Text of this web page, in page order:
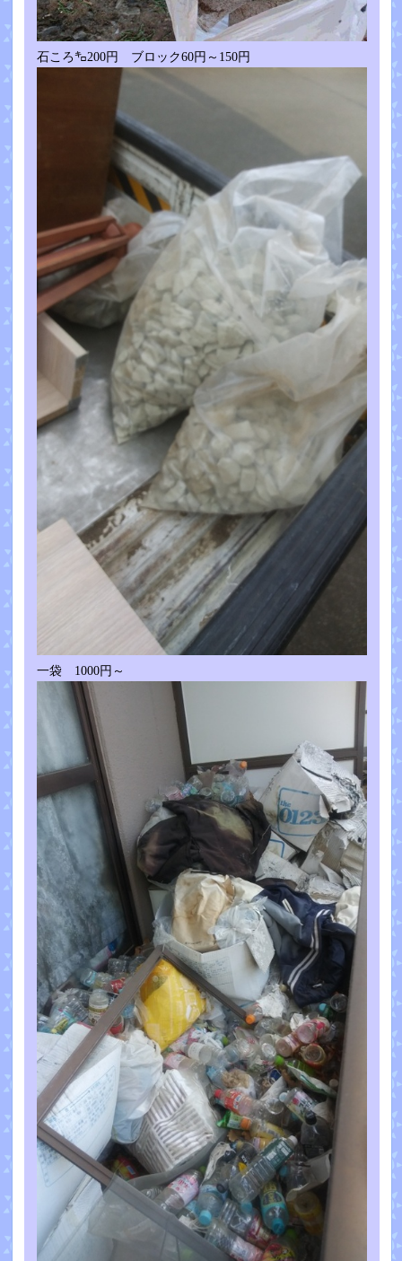
石ころ㌔200円 ブロック60円～150円
一袋 1000円～